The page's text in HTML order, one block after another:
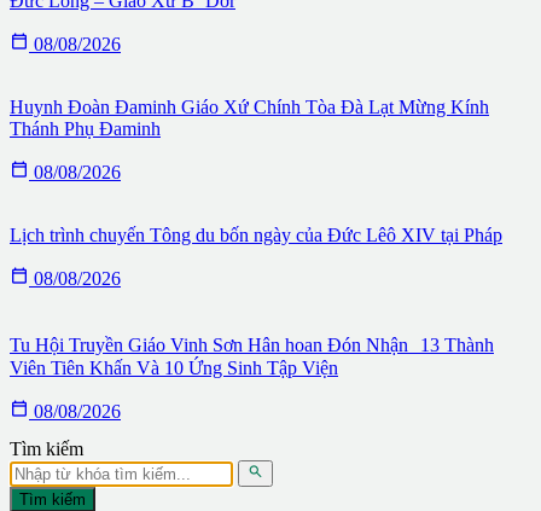
 08/08/2026
Huynh Đoàn Đaminh Giáo Xứ Chính Tòa Đà Lạt Mừng Kính
Thánh Phụ Đaminh
 08/08/2026
Lịch trình chuyến Tông du bốn ngày của Đức Lêô XIV tại Pháp
 08/08/2026
Tu Hội Truyền Giáo Vinh Sơn Hân hoan Đón Nhận 13 Thành
Viên Tiên Khấn Và 10 Ứng Sinh Tập Viện
 08/08/2026
Tìm kiếm

Tìm kiếm